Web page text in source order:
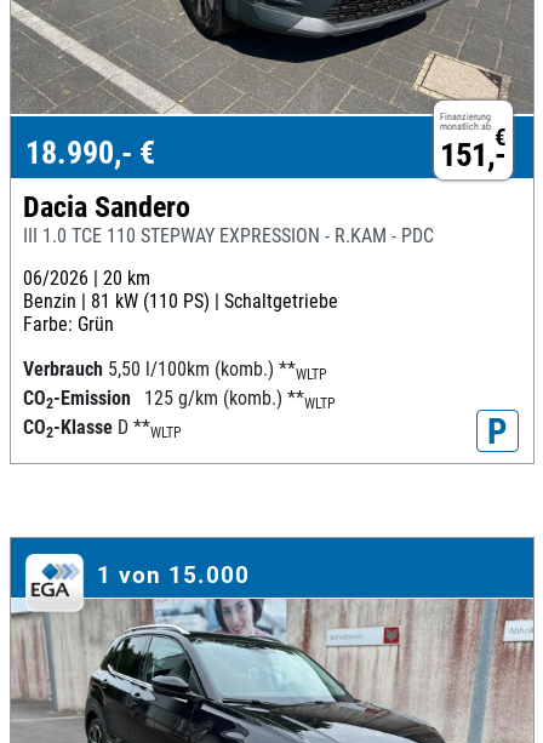
Finanzierung
monatlich ab €
151,-
18.990,- €
Dacia Sandero
III 1.0 TCE 110 STEPWAY EXPRESSION - R.KAM - PDC
06/2026 | 20 km
Benzin | 81 kW (110 PS) | Schaltgetriebe
Farbe: Grün
Verbrauch 5,50 l/100km (komb.) **WLTP
CO2-Emission 125 g/km (komb.) **WLTP
CO2-Klasse D **WLTP P
1 von 15.000